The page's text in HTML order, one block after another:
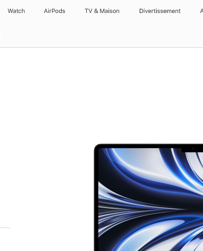
Watch AirPods TV & Maison Divertissements